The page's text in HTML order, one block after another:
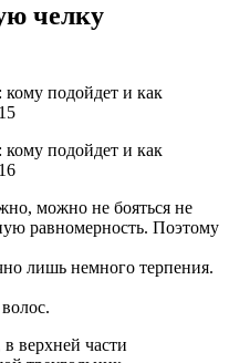
челку
можно не бояться не
равномерность. Поэтому
лишь немного терпения.
верхней части